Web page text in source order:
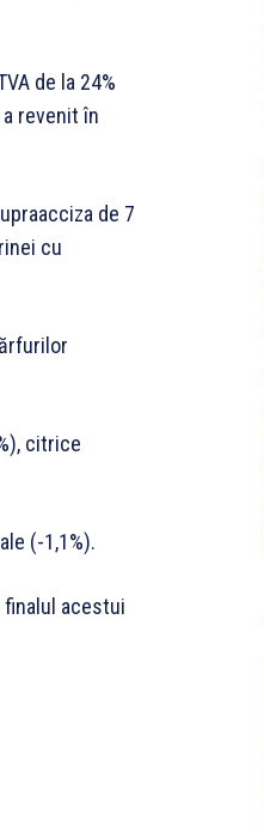
de la 24%
revenit în
de 7
cu
citrice
(-1,1%).
finalul acestui